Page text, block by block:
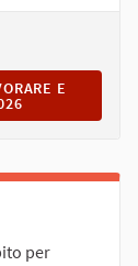
E
E
per